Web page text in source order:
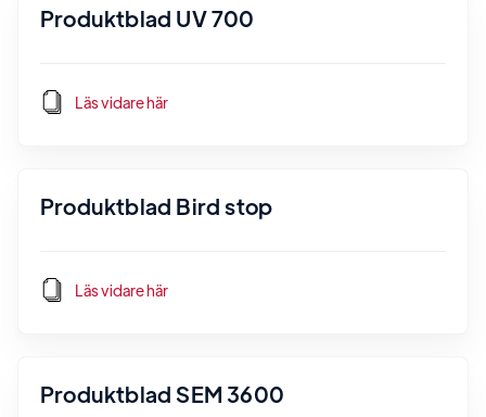
Produktblad UV 700
Läs vidare här
Produktblad Bird stop
Läs vidare här
Produktblad SEM 3600